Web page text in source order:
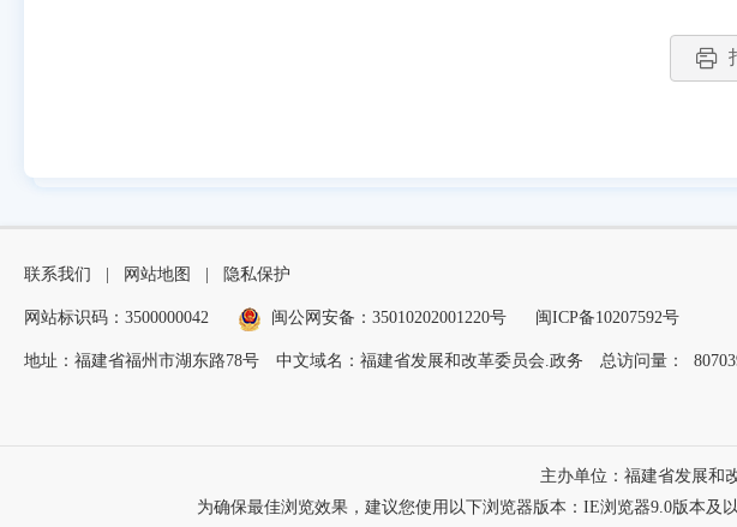
联系我们 网站地图 隐私保护
网站标识码：3500000042 闽公网安备：35010202001220号 闽ICP备10207592号
地址：福建省福州市湖东路78号 中文域名：福建省发展和改革委员会.政务 总访问量：
主办单位：福建省发展和
为确保最佳浏览效果，建议您使用以下浏览器版本：IE浏览器9.0版本及